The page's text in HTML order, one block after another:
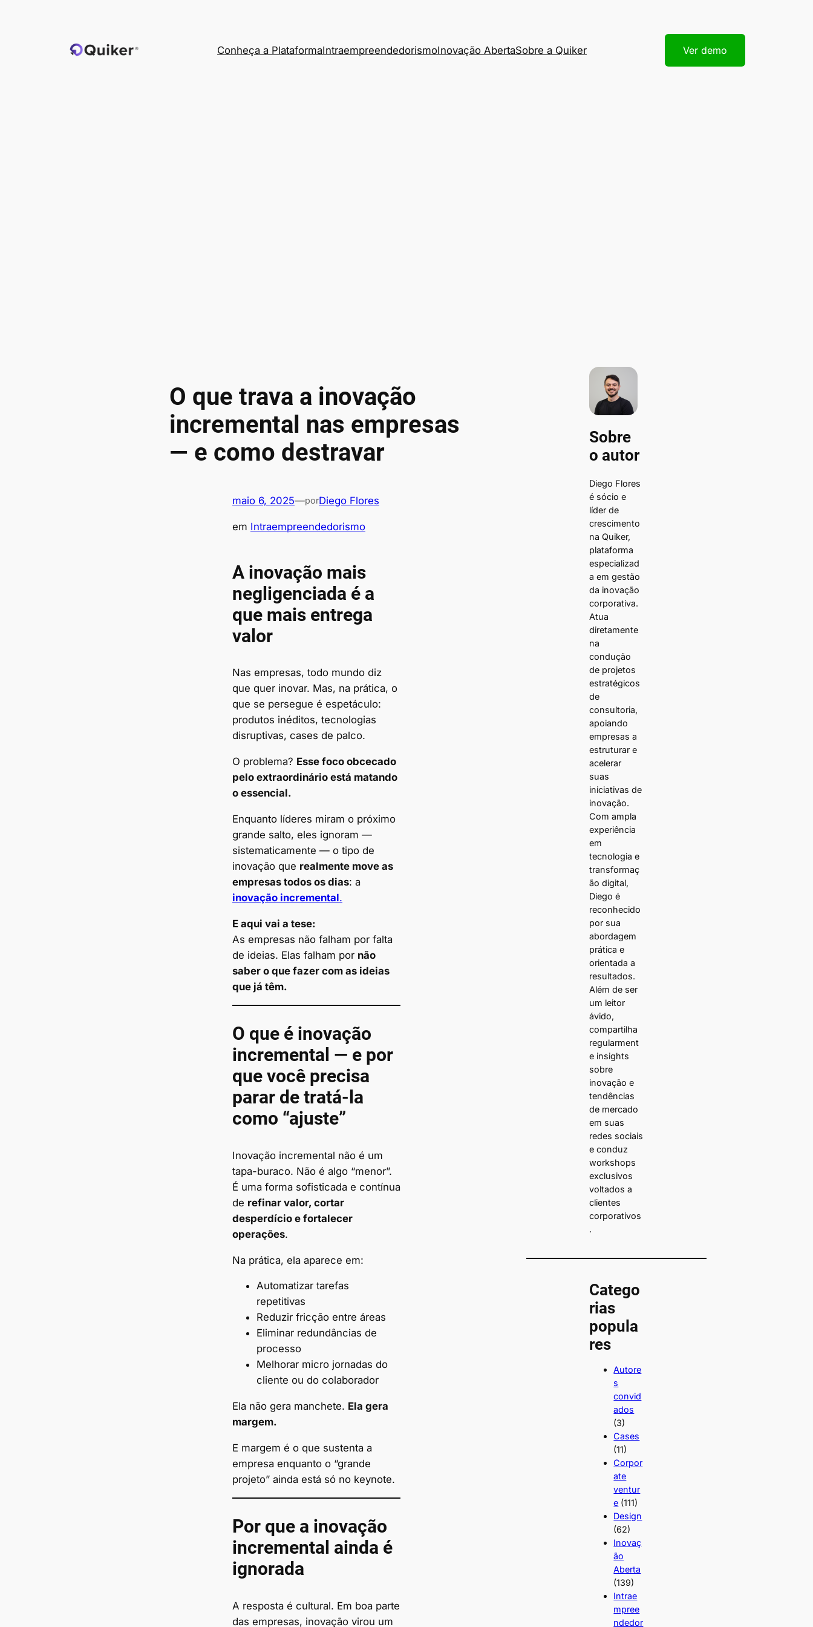
Conheça a PlataformaIntraempreendedorismoInovação AbertaSobre a Quiker Ver demo
O que trava a inovação
incremental nas empresas
— e como destravar
maio 6, 2025—porDiego Flores
em Intraempreendedorismo
A inovação mais
negligenciada é a
que mais entrega
valor
Nas empresas, todo mundo diz
que quer inovar. Mas, na prática, o
que se persegue é espetáculo:
produtos inéditos, tecnologias
disruptivas, cases de palco.
O problema? Esse foco obcecado
pelo extraordinário está matando
o essencial.
Enquanto líderes miram o próximo
grande salto, eles ignoram —
sistematicamente — o tipo de
inovação que realmente move as
empresas todos os dias: a
inovação incremental.
E aqui vai a tese:
As empresas não falham por falta
de ideias. Elas falham por não
saber o que fazer com as ideias
que já têm.
O que é inovação
incremental — e por
que você precisa
parar de tratá-la
como “ajuste”
Inovação incremental não é um
tapa-buraco. Não é algo “menor”.
É uma forma sofisticada e contínua
de refinar valor, cortar
desperdício e fortalecer
operações.
Na prática, ela aparece em:
Automatizar tarefas
repetitivas
Reduzir fricção entre áreas
Eliminar redundâncias de
processo
Melhorar micro jornadas do
cliente ou do colaborador
Ela não gera manchete. Ela gera
margem.
E margem é o que sustenta a
empresa enquanto o “grande
projeto” ainda está só no keynote.
Por que a inovação
incremental ainda é
ignorada
A resposta é cultural. Em boa parte
das empresas, inovação virou um
Sobre
o autor
Diego Flores
é sócio e
líder de
crescimento
na Quiker,
plataforma
especializad
a em gestão
da inovação
corporativa.
Atua
diretamente
na
condução
de projetos
estratégicos
de
consultoria,
apoiando
empresas a
estruturar e
acelerar
suas
iniciativas de
inovação.
Com ampla
experiência
em
tecnologia e
transformaç
ão digital,
Diego é
reconhecido
por sua
abordagem
prática e
orientada a
resultados.
Além de ser
um leitor
ávido,
compartilha
regularment
e insights
sobre
inovação e
tendências
de mercado
em suas
redes sociais
e conduz
workshops
exclusivos
voltados a
clientes
corporativos
.
Catego
rias
popula
res
Autore
s
convid
ados
(3)
Cases
(11)
Corpor
ate
ventur
e (111)
Design
(62)
Inovaç
ão
Aberta
(139)
Intrae
mpree
ndedor